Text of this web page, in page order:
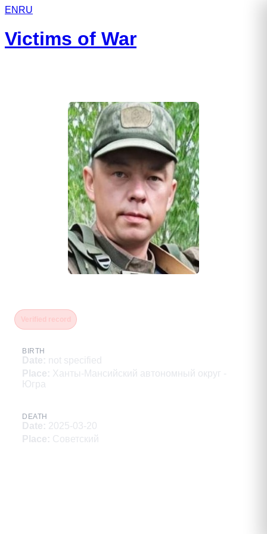
EN RU
Victims of War
BIRTH
Date: not specified
Place: Ханты-Мансийский автономный округ -
Югра
DEATH
Date: 2025-03-20
Place: Советский